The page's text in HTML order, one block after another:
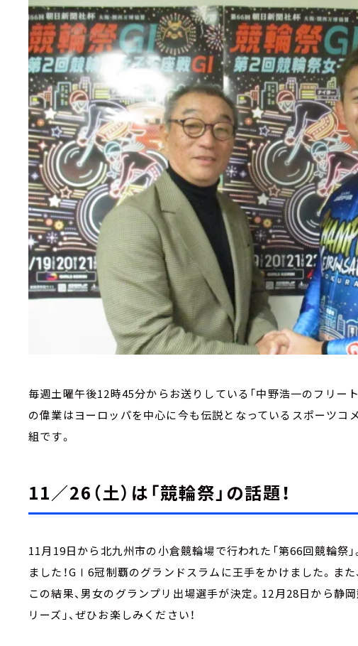
毎週土曜午後12時45分からお送りしている「中野浩一のフリー
の偉業はヨーロッパを中心に今も伝説となっているスポーツコ
組です。
11／26（土）は「競輪祭」の話題！
11月19日から北九州市の小倉競輪場で行われた「第66回競輪祭
ました！GⅠ6冠制覇のグランドスラムに王手をかけました。ま
この結果、男女のグランプリ出場選手が決定。12月28日から静
リーズ」、ぜひお楽しみください！